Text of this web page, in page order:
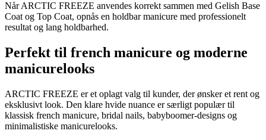
Når ARCTIC FREEZE anvendes korrekt sammen med Gelish Base
Coat og Top Coat, opnås en holdbar manicure med professionelt
resultat og lang holdbarhed.
Perfekt til french manicure og moderne
manicurelooks
ARCTIC FREEZE er et oplagt valg til kunder, der ønsker et rent og
eksklusivt look. Den klare hvide nuance er særligt populær til
klassisk french manicure, bridal nails, babyboomer-designs og
minimalistiske manicurelooks.